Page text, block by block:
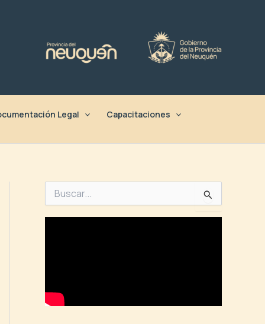
Legal
Capacitaciones
u
s
r
: